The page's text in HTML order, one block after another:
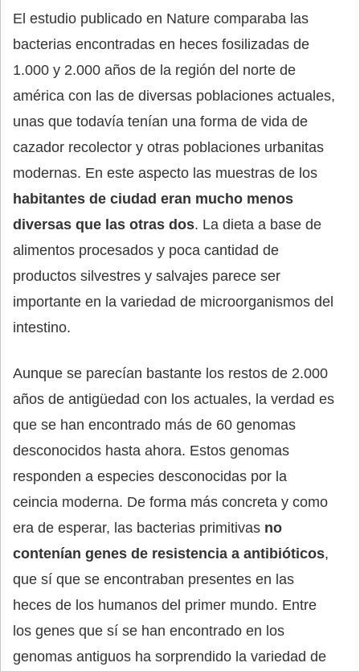
El estudio publicado en Nature comparaba las
bacterias encontradas en heces fosilizadas de
1.000 y 2.000 años de la región del norte de
américa con las de diversas poblaciones actuales,
unas que todavía tenían una forma de vida de
cazador recolector y otras poblaciones urbanitas
modernas. En este aspecto las muestras de los
habitantes de ciudad eran mucho menos
diversas que las otras dos. La dieta a base de
alimentos procesados y poca cantidad de
productos silvestres y salvajes parece ser
importante en la variedad de microorganismos del
intestino.
Aunque se parecían bastante los restos de 2.000
años de antigüedad con los actuales, la verdad es
que se han encontrado más de 60 genomas
desconocidos hasta ahora. Estos genomas
responden a especies desconocidas por la
ceincia moderna. De forma más concreta y como
era de esperar, las bacterias primitivas no
contenían genes de resistencia a antibióticos,
que sí que se encontraban presentes en las
heces de los humanos del primer mundo. Entre
los genes que sí se han encontrado en los
genomas antiguos ha sorprendido la variedad de